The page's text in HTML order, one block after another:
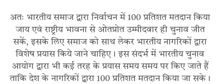
अतः भारतीय समाज द्वारा निर्वाचन में 100 प्रतिशत मतदान किया
जाय एवं राष्ट्रीय भावना से ओतप्रोत उम्मीदवार ही चुनाव जीत
सकें, इसके लिए समाज को साथ लेकर भारतीय नागरिकों द्वारा
विशेष प्रयास किये जाने चाहिए। इस संदर्भ में भारतीय चुनाव
आयोग द्वारा भी कई तरह के प्रयास समय समय पर किए जाते हैं
ताकि देश के नागरिकों द्वारा 100 प्रतिशत मतदान किया जा सके।